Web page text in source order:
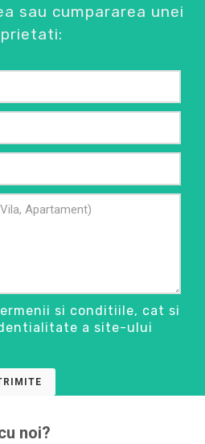
sau cumpararea unei
si conditiile, cat si
a site-ului
noi?